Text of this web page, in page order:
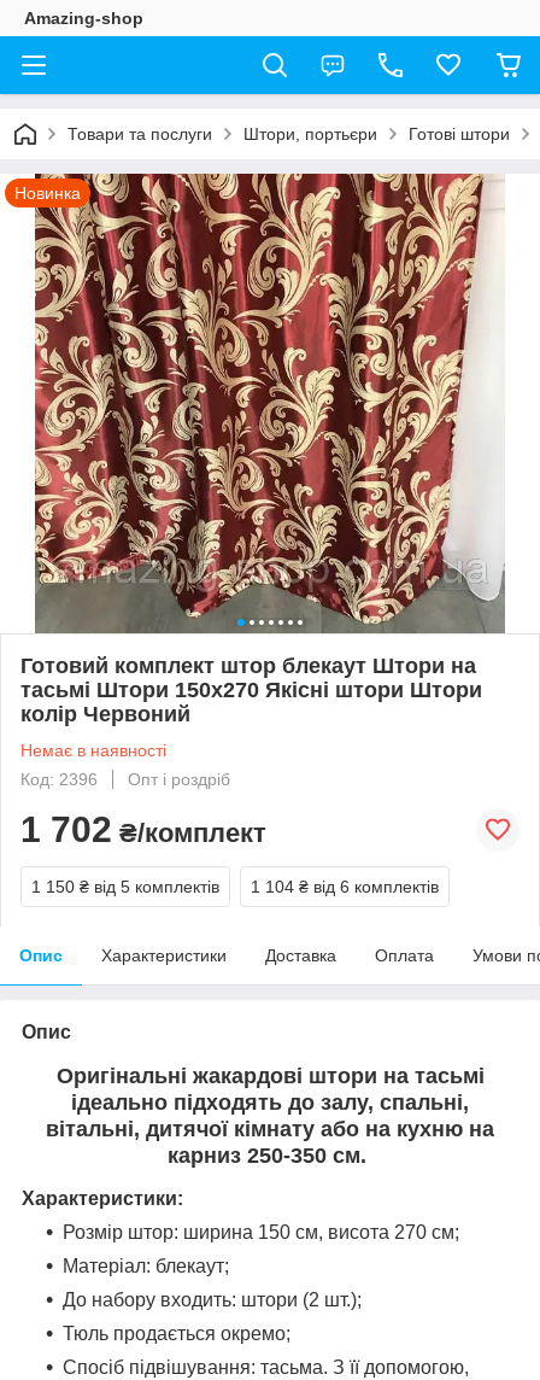
Amazing-shop
Товари та послуги Штори, портьєри Готові штори
Новинка
Готовий комплект штор блекаут Штори на
тасьмі Штори 150x270 Якісні штори Штори
колір Червоний
Немає в наявності
Код: 2396
Опт і роздріб
1 702 ₴/комплект
1 150 ₴ від 5 комплектів 1 104 ₴ від 6 комплектів
Опис Характеристики Доставка Оплата Умови
Опис
Оригінальні жакардові штори на тасьмі
ідеально підходять до залу, спальні,
вітальні, дитячої кімнату або на кухню на
карниз 250-350 см.
Характеристики:
Розмір штор: ширина 150 см, висота 270 см;
Матеріал: блекаут;
До набору входить: штори (2 шт.);
Тюль продається окремо;
Спосіб підвішування: тасьма. З її допомогою,